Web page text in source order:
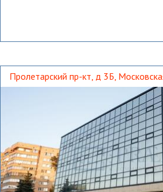
Пролетарский пр-кт, д 3Б,